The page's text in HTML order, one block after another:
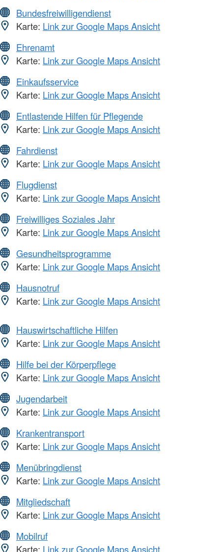
Bundesfreiwilligendienst
Karte: Link zur Google Maps Ansicht
Ehrenamt
Karte: Link zur Google Maps Ansicht
Einkaufsservice
Karte: Link zur Google Maps Ansicht
Entlastende Hilfen für Pflegende
Karte: Link zur Google Maps Ansicht
Fahrdienst
Karte: Link zur Google Maps Ansicht
Flugdienst
Karte: Link zur Google Maps Ansicht
Freiwilliges Soziales Jahr
Karte: Link zur Google Maps Ansicht
Gesundheitsprogramme
Karte: Link zur Google Maps Ansicht
Hausnotruf
Karte: Link zur Google Maps Ansicht
Hauswirtschaftliche Hilfen
Karte: Link zur Google Maps Ansicht
Hilfe bei der Körperpflege
Karte: Link zur Google Maps Ansicht
Jugendarbeit
Karte: Link zur Google Maps Ansicht
Krankentransport
Karte: Link zur Google Maps Ansicht
Menübringdienst
Karte: Link zur Google Maps Ansicht
Mitgliedschaft
Karte: Link zur Google Maps Ansicht
Mobilruf
Karte: Link zur Google Maps Ansicht